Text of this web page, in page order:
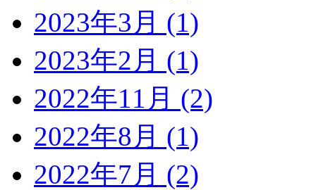
2023年3月 (1)
2023年2月 (1)
2022年11月 (2)
2022年8月 (1)
2022年7月 (2)